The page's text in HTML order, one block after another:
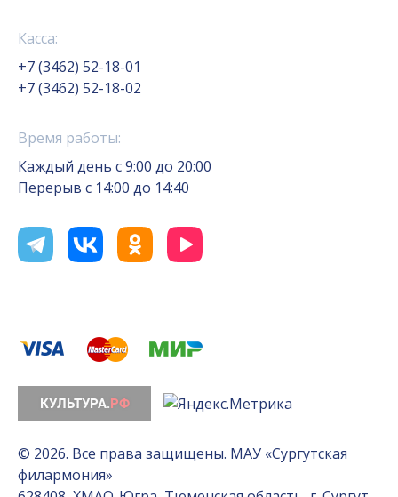
Касса:
+7 (3462) 52-18-01
+7 (3462) 52-18-02
Время работы:
Каждый день с 9:00 до 20:00
Перерыв с 14:00 до 14:40
© 2026. Все права защищены. МАУ «Сургутская
филармония»